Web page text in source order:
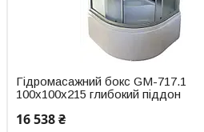
Гідромасажний бокс GM-717.1
100x100x215 глибокий піддон
16 538 ₴